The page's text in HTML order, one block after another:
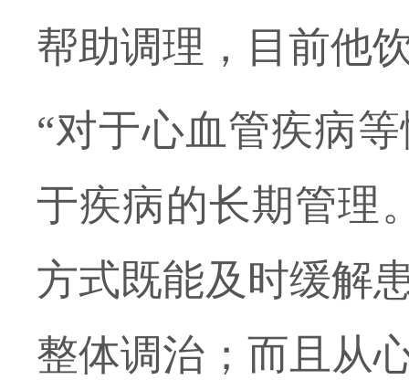
帮助调理，目前他
“对于心血管疾病
于疾病的长期管理
方式既能及时缓解
整体调治；而且从